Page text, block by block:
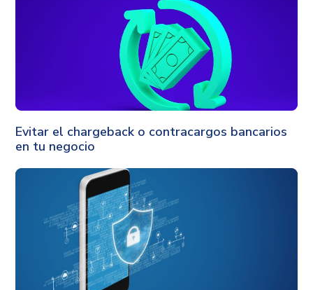
Gestión
Evitar el chargeback o contracargos bancarios
en tu negocio